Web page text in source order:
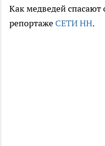
Как медведей спасают
репортаже СЕТИ НН.